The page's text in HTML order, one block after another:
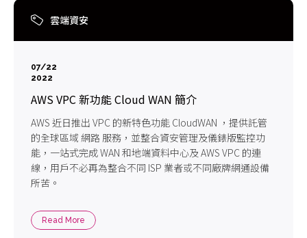
雲端資安
07/22
2022
AWS VPC 新功能 Cloud WAN 簡介
AWS 近日推出 VPC 的新特色功能 CloudWAN ，提供託管
的全球區域 網路 服務，並整合資安管理及儀錶版監控功
能，一站式完成 WAN 和地端資料中心及 AWS VPC 的連
線，用戶不必再為整合不同 ISP 業者或不同廠牌網通設備
所苦。
Read More